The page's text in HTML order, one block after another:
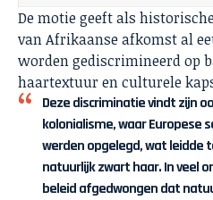
De motie geeft als
van Afrikaanse afkomst al
worden gediscrimineerd op
haartextuur en culturele
Deze discriminatie vindt zijn
kolonialisme, waar Europese
werden opgelegd, wat leidde
natuurlijk zwart haar. In veel
beleid afgedwongen dat